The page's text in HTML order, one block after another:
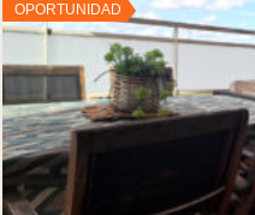
OPORTUNIDAD